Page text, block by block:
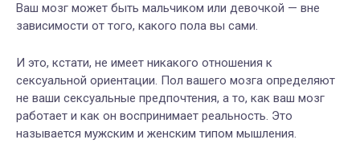
Ваш мозг может быть мальчиком или девочкой — вне
зависимости от того, какого пола вы сами.
И это, кстати, не имеет никакого отношения к
сексуальной ориентации. Пол вашего мозга определяют
не ваши сексуальные предпочтения, а то, как ваш мозг
работает и как он воспринимает реальность. Это
называется мужским и женским типом мышления.